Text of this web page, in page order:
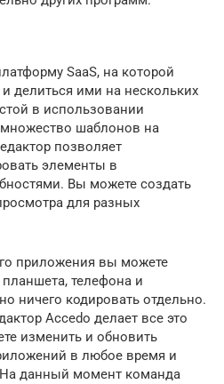
SaaS, на которой
делиться ими на нескольких
в использовании
множество шаблонов на
позволяет
элементы в
Вы можете создать
для разных
приложения вы можете
телефона и
ничего кодировать отдельно.
Accedo делает все это
изменить и обновить
в любое время и
данный момент команда